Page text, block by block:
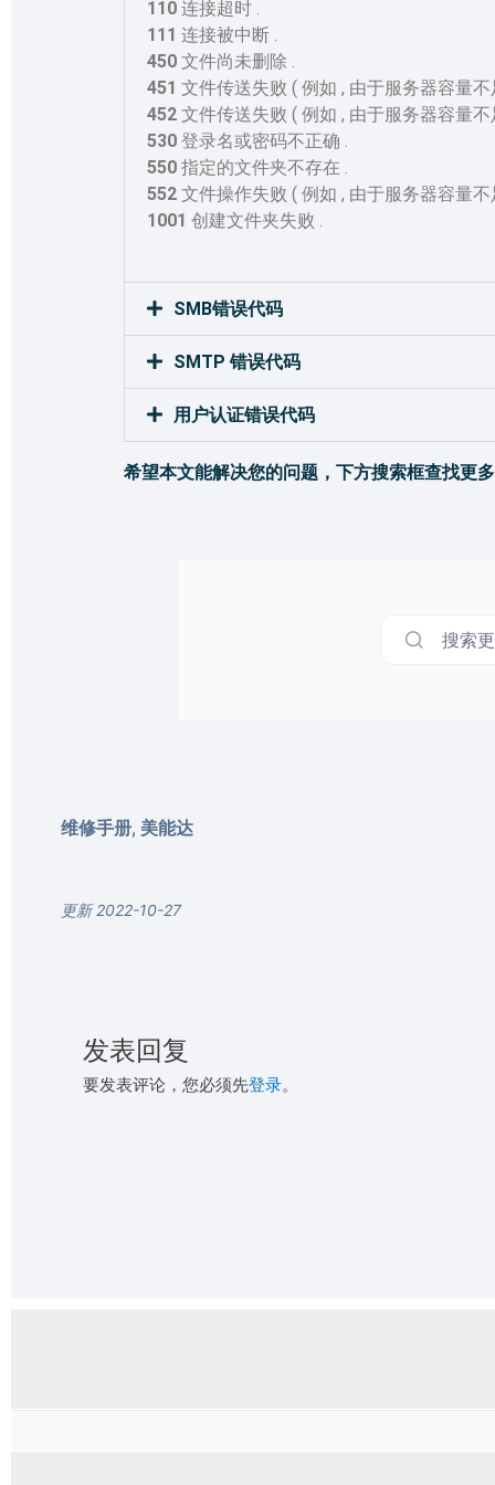
110 连接超时 .
111 连接被中断 .
450 文件尚未删除 .
451 文件传送失败 ( 例如 , 由于服务器容量不
452 文件传送失败 ( 例如 , 由于服务器容量不
530 登录名或密码不正确 .
550 指定的文件夹不存在 .
552 文件操作失败 ( 例如 , 由于服务器容量不
1001 创建文件夹失败 .
SMB错误代码
SMTP 错误代码
用户认证错误代码
希望本文能解决您的问题，下方搜索框查找更
搜索
维修手册, 美能达
更新 2022-10-27
发表回复
要发表评论，您必须先登录。